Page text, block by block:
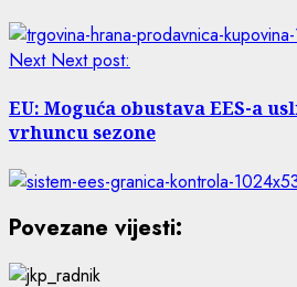
Next Next post:
EU: Moguća obustava EES-a
vrhuncu sezone
Povezane vijesti: